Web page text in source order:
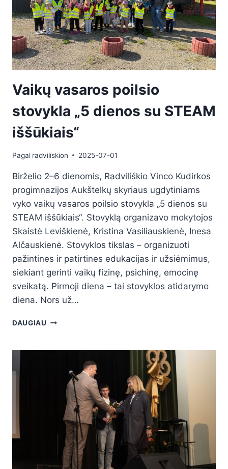
Vaikų vasaros poilsio
stovykla „5 dienos su STEAM
iššūkiais“
Pagal radviliskion 2025-07-01
Birželio 2–6 dienomis, Radviliškio Vinco Kudirkos
progimnazijos Aukštelkų skyriaus ugdytiniams
vyko vaikų vasaros poilsio stovykla „5 dienos su
STEAM iššūkiais“. Stovyklą organizavo mokytojos
Skaistė Leviškienė, Kristina Vasiliauskienė, Inesa
Alčauskienė. Stovyklos tikslas – organizuoti
pažintines ir patirtines edukacijas ir užsiėmimus,
siekiant gerinti vaikų fizinę, psichinę, emocinę
sveikatą. Pirmoji diena – tai stovyklos atidarymo
diena. Nors už…
DAUGIAU